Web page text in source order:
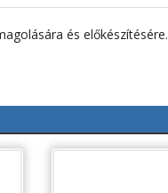
és előkészítésére.